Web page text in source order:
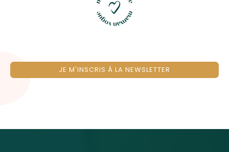
JE M'INSCRIS À LA NEWSLETTER